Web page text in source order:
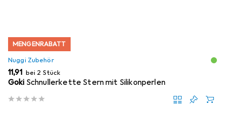
MENGENRABATT
Nuggi Zubehör
EUR
11,91 bei 2 Stück
Goki Schnullerkette Stern mit Silikonperlen